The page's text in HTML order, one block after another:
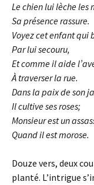
Le chien lui lèche les
Sa présence rassure.
Voyez cet enfant qui
Par lui secouru,
Et comme il aide
À traverser la rue.
Dans la paix de son
Il cultive ses roses;
Monsieur est un
Quand il est morose.
Douze vers, deux
planté. L’intrigue